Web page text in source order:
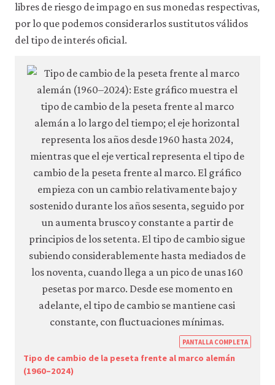
libres de riesgo de impago en sus monedas respectivas,
por lo que podemos considerarlos sustitutos válidos
del tipo de interés oficial.
PANTALLA COMPLETA
Tipo de cambio de la peseta frente al marco alemán
(1960–2024)